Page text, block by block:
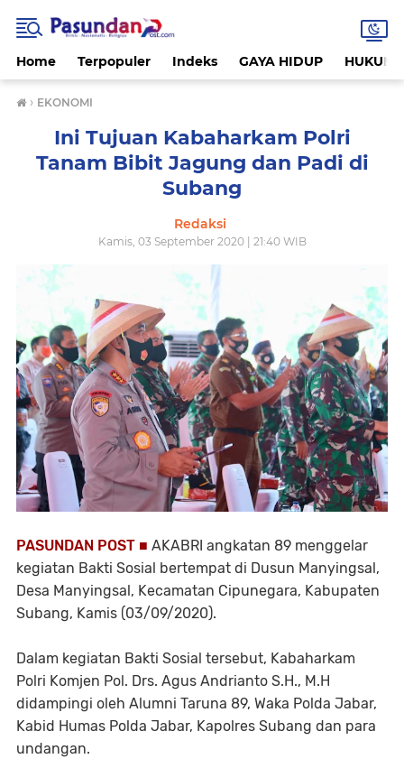
Home Terpopuler Indeks GAYA HIDUP HUKUM
› EKONOMI
Ini Tujuan Kabaharkam Polri
Tanam Bibit Jagung dan Padi di
Subang
Redaksi
Kamis, 03 September 2020 | 21:40 WIB
PASUNDAN POST ■ AKABRI angkatan 89 menggelar
kegiatan Bakti Sosial bertempat di Dusun Manyingsal,
Desa Manyingsal, Kecamatan Cipunegara, Kabupaten
Subang, Kamis (03/09/2020).
Dalam kegiatan Bakti Sosial tersebut, Kabaharkam
Polri Komjen Pol. Drs. Agus Andrianto S.H., M.H
didampingi oleh Alumni Taruna 89, Waka Polda Jabar,
Kabid Humas Polda Jabar, Kapolres Subang dan para
undangan.